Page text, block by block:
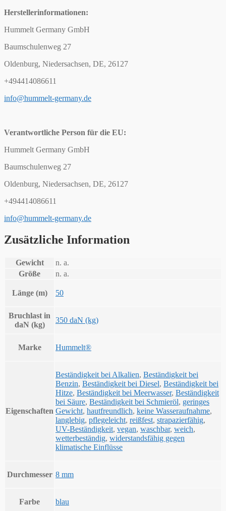
Herstellerinformationen:
Hummelt Germany GmbH
Baumschulenweg 27
Oldenburg, Niedersachsen, DE, 26127
+494414086611
info@hummelt-germany.de
Verantwortliche Person für die EU:
Hummelt Germany GmbH
Baumschulenweg 27
Oldenburg, Niedersachsen, DE, 26127
+494414086611
info@hummelt-germany.de
Zusätzliche Information
Gewicht
n. a.
Größe
n. a.
Länge (m) 50
Bruchlast in
daN (kg)
350 daN (kg)
Marke Hummelt®
Eigenschaften
Beständigkeit bei Alkalien, Beständigkeit bei
Benzin, Beständigkeit bei Diesel, Beständigkeit bei
Hitze, Beständigkeit bei Meerwasser, Beständigkeit
bei Säure, Beständigkeit bei Schmieröl, geringes
Gewicht, hautfreundlich, keine Wasseraufnahme,
langlebig, pflegeleicht, reißfest, strapazierfähig,
UV-Beständigkeit, vegan, waschbar, weich,
wetterbeständig, widerstandsfähig gegen
klimatische Einflüsse
Durchmesser 8 mm
Farbe blau